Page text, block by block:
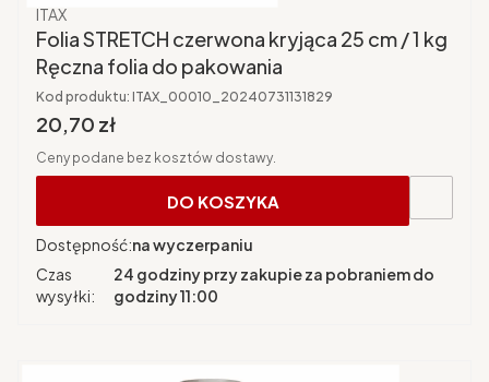
Producent
ITAX
Folia STRETCH czerwona kryjąca 25 cm / 1 kg
Ręczna folia do pakowania
Kod produktu: ITAX_00010_20240731131829
Cena brutto
20,70 zł
Ceny podane bez kosztów dostawy.
DO KOSZYKA
Dostępność:na wyczerpaniu
Czas
wysyłki:
24 godziny przy zakupie za pobraniem do
godziny 11:00